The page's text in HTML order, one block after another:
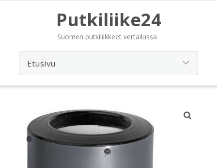
Putkiliike24
Suomen putkiliikkeet vertailussa